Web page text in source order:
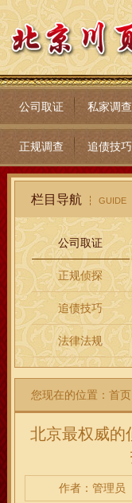
公司取证 私家调查
正规调查 追债技巧
栏目导航 GUIDE
公司取证
正规侦探
追债技巧
法律法规
您现在的位置：首页
北京最权威的
作者：管理员